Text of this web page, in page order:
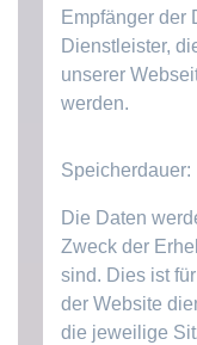
Empfänger der
Dienstleister,
unserer
werden.
Speicherdauer:
Die Daten
Zweck der
sind. Dies ist
der Website
die jeweilige